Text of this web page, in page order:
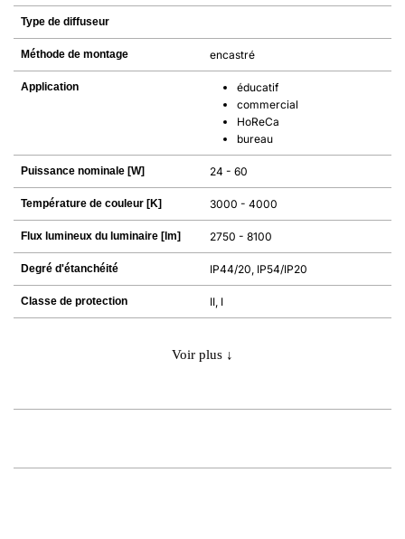
Type de diffuseur
Méthode de montage encastré
Application
éducatif
commercial
HoReCa
bureau
Puissance nominale [W] 24 - 60
Température de couleur [K] 3000 - 4000
Flux lumineux du luminaire [lm] 2750 - 8100
Degré d'étanchéité IP44/20, IP54/IP20
Classe de protection II, I
Voir plus ↓